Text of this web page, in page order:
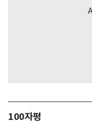
100자평